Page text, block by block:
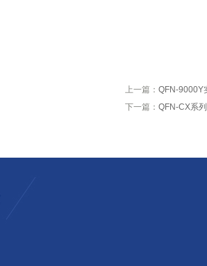
上一篇： QFN-9000Y
下一篇： QFN-CX系